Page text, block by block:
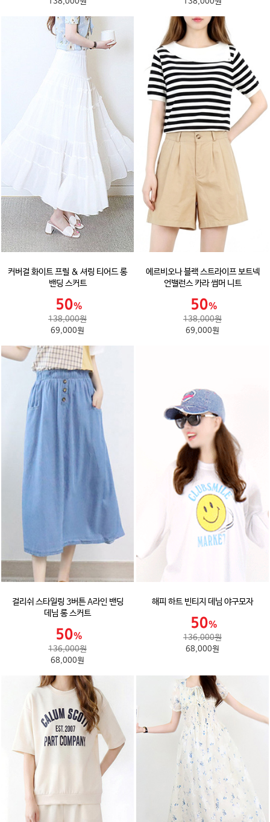
커버걸 화이트 프릴 & 셔링 티어드 롱
밴딩 스커트
138,000원
69,000원
에르비오나 블랙 스트라이프 보트넥
언밸런스 카라 썸머 니트
138,000원
69,000원
걸리쉬 스타일링 3버튼 A라인 밴딩
데님 롱 스커트
136,000원
68,000원
해피 하트 빈티지 데님 야구모자
136,000원
68,000원